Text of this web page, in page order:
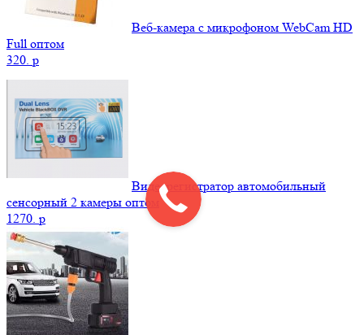
Веб-камера с микрофоном WebCam HD
Full оптом
320. p
Видеорегистратор автомобильный
сенсорный 2 камеры оптом
1270. p